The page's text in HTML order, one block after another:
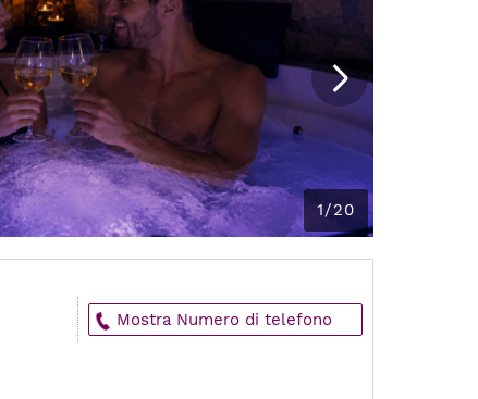
1/20
Mostra Numero di telefono